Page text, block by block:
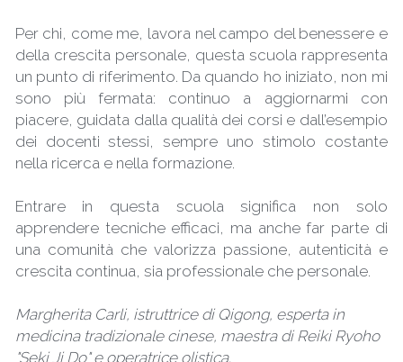
Per chi, come me, lavora nel campo del benessere e
della crescita personale, questa scuola rappresenta
un punto di riferimento. Da quando ho iniziato, non mi
sono più fermata: continuo a aggiornarmi con
piacere, guidata dalla qualità dei corsi e dall’esempio
dei docenti stessi, sempre uno stimolo costante
nella ricerca e nella formazione.
Entrare in questa scuola significa non solo
apprendere tecniche efficaci, ma anche far parte di
una comunità che valorizza passione, autenticità e
crescita continua, sia professionale che personale.
Margherita Carli, istruttrice di Qigong, esperta in
medicina tradizionale cinese, maestra di Reiki Ryoho
"Seki Ji Do" e operatrice olistica.